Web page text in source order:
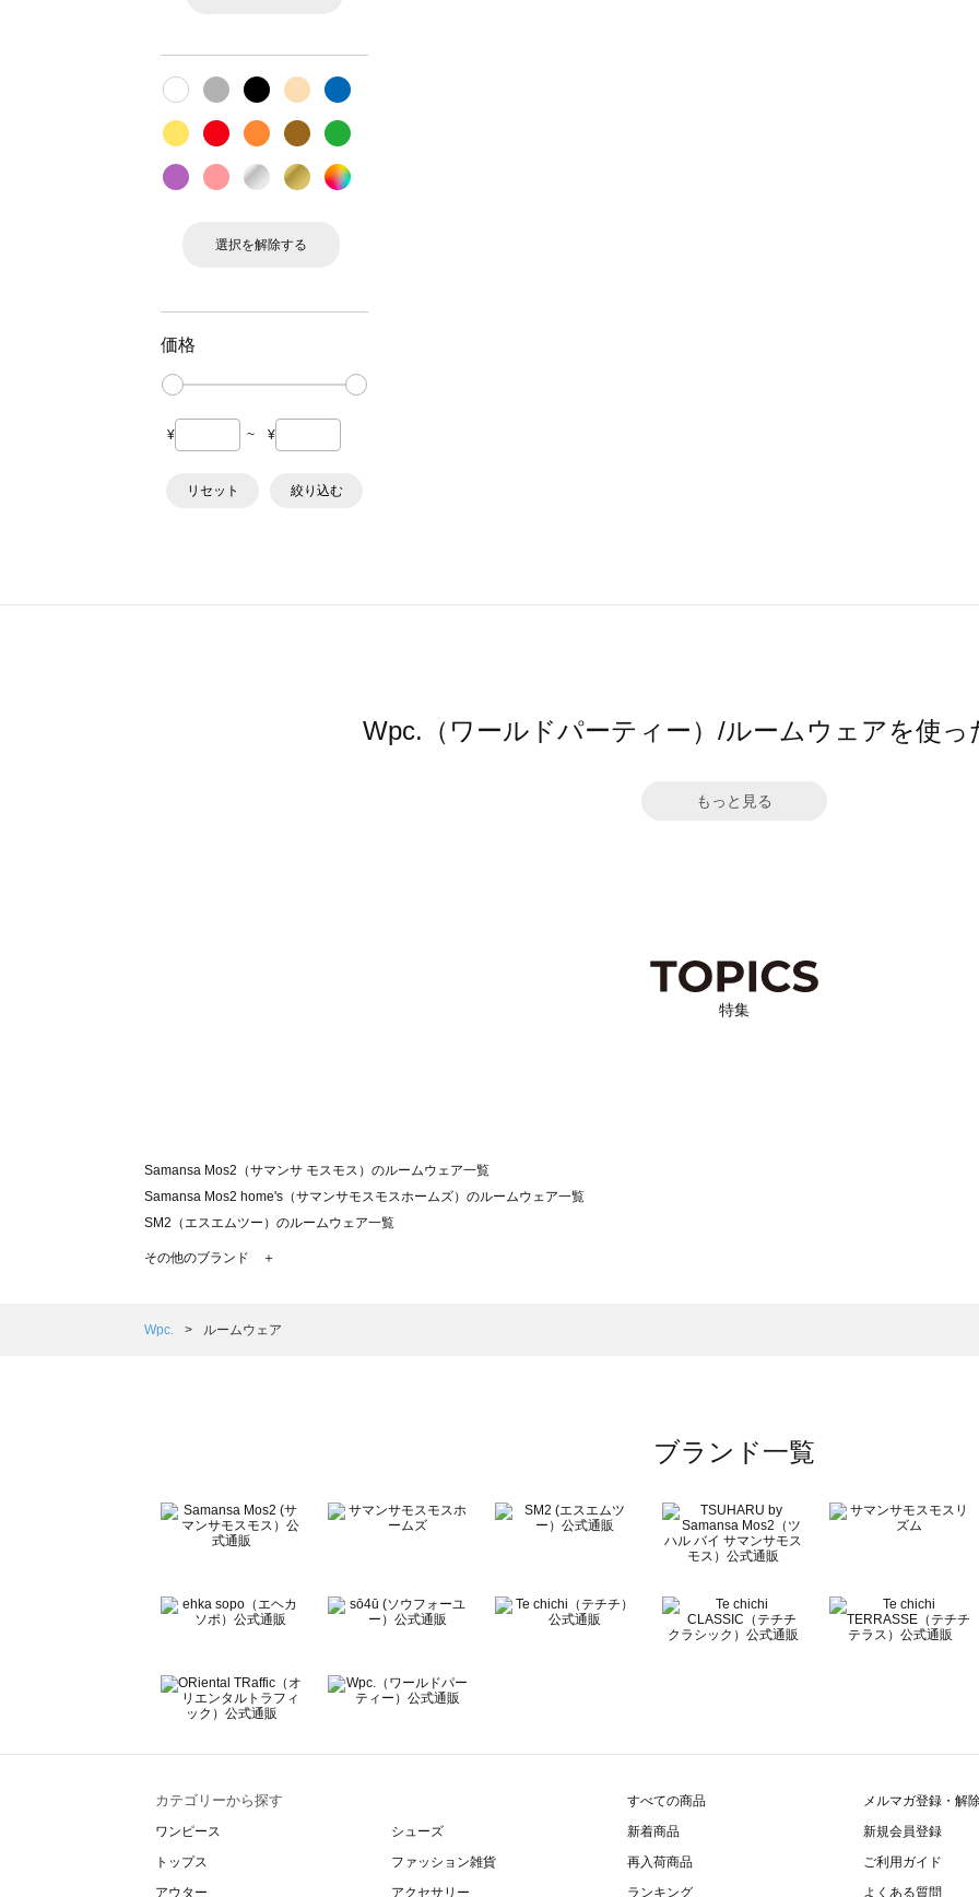
選択を解除する
価格
¥ ~ ¥
リセット 絞り込む
Wpc.（ワールドパーティー）/ルームウェアを使
もっと見る
特集
Samansa Mos2（サマンサ モスモス）のルームウェア一覧
Samansa Mos2 home's（サマンサモスモスホームズ）のルームウェア一覧
SM2（エスエムツー）のルームウェア一覧
TSUHARU by Samansa Mos2（ツハルバイサマンサモスモス）のルームウェア一覧
Samansa Mos2 Lagom（サマンサモスモス ラーゴム）のルームウェア一覧
BETTY'S BLUE（べティーズブルー）のルームウェア一覧
Wpc.（ワールドパーティー）のルームウェア一覧
その他のブランド ＋
Wpc. ルームウェア
ブランド一覧
カテゴリーから探す
ワンピース
トップス
アウター
シューズ
ファッション雑貨
アクセサリー
すべての商品
新着商品
再入荷商品
ランキング
メルマガ登録・解
新規会員登録
ご利用ガイド
よくある質問